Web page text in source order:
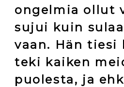
ongelmia ollut
sujui kuin
vaan. Hän tiesi
teki kaiken
puolesta, ja